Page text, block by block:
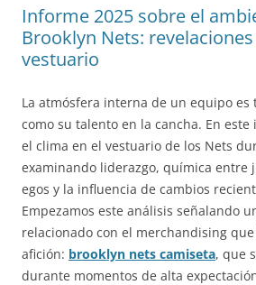
Informe 2025 sobre el
Brooklyn Nets:
vestuario
La atmósfera interna de un equipo
como su talento en la cancha. En
el clima en el vestuario de los Nets
examinando liderazgo, química entre
egos y la influencia de cambios
Empezamos este análisis señalando
relacionado con el merchandising
afición: brooklyn nets camiseta, que
durante momentos de alta